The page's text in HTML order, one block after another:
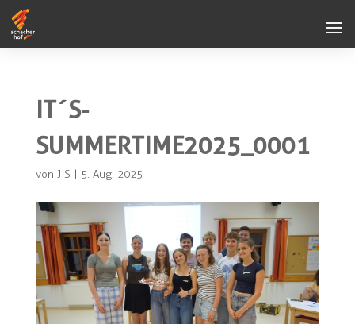
IT´S-
SUMMERTIME2025_0001
von J S | 5. Aug. 2025